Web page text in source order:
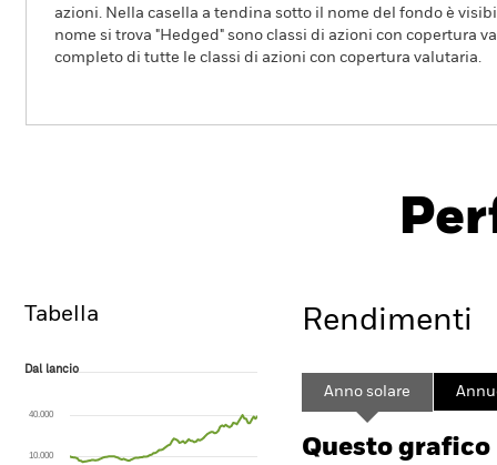
azioni. Nella casella a tendina sotto il nome del fondo è
nome si trova "Hedged" sono classi di azioni con copertura
completo di tutte le classi di azioni con copertura valutaria.
Rendimento
Tabella
Dal lancio
The chart has 1 Y axis displaying values. Range: -300 to 600.
Dal lancio
10.000
40.000
Rendimenti
Anno solare
Questo